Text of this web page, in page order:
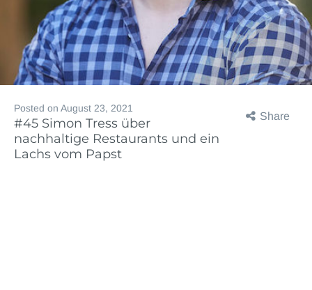
Share
Posted on August 23, 2021
#45 Simon Tress über
nachhaltige Restaurants und ein
Lachs vom Papst